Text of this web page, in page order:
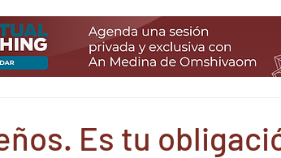
Es tu